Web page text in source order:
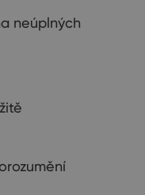
neúplných